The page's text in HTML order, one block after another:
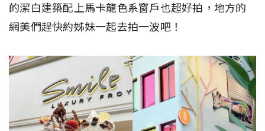
的潔白建築配上馬卡龍色系窗戶也超好拍，地方的
網美們趕快約姊妹一起去拍一波吧！